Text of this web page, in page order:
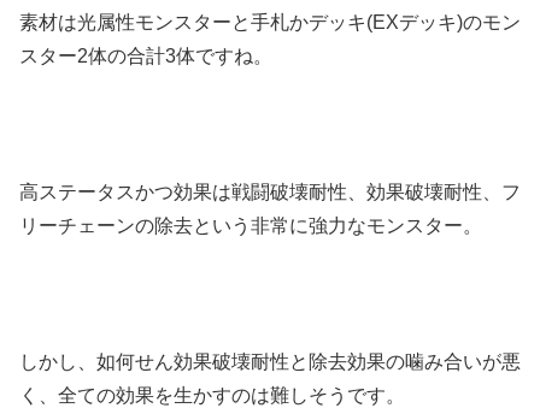
素材は光属性モンスターと手札かデッキ(EXデッキ)のモン
スター2体の合計3体ですね。
高ステータスかつ効果は戦闘破壊耐性、効果破壊耐性、フ
リーチェーンの除去という非常に強力なモンスター。
しかし、如何せん効果破壊耐性と除去効果の噛み合いが悪
く、全ての効果を生かすのは難しそうです。